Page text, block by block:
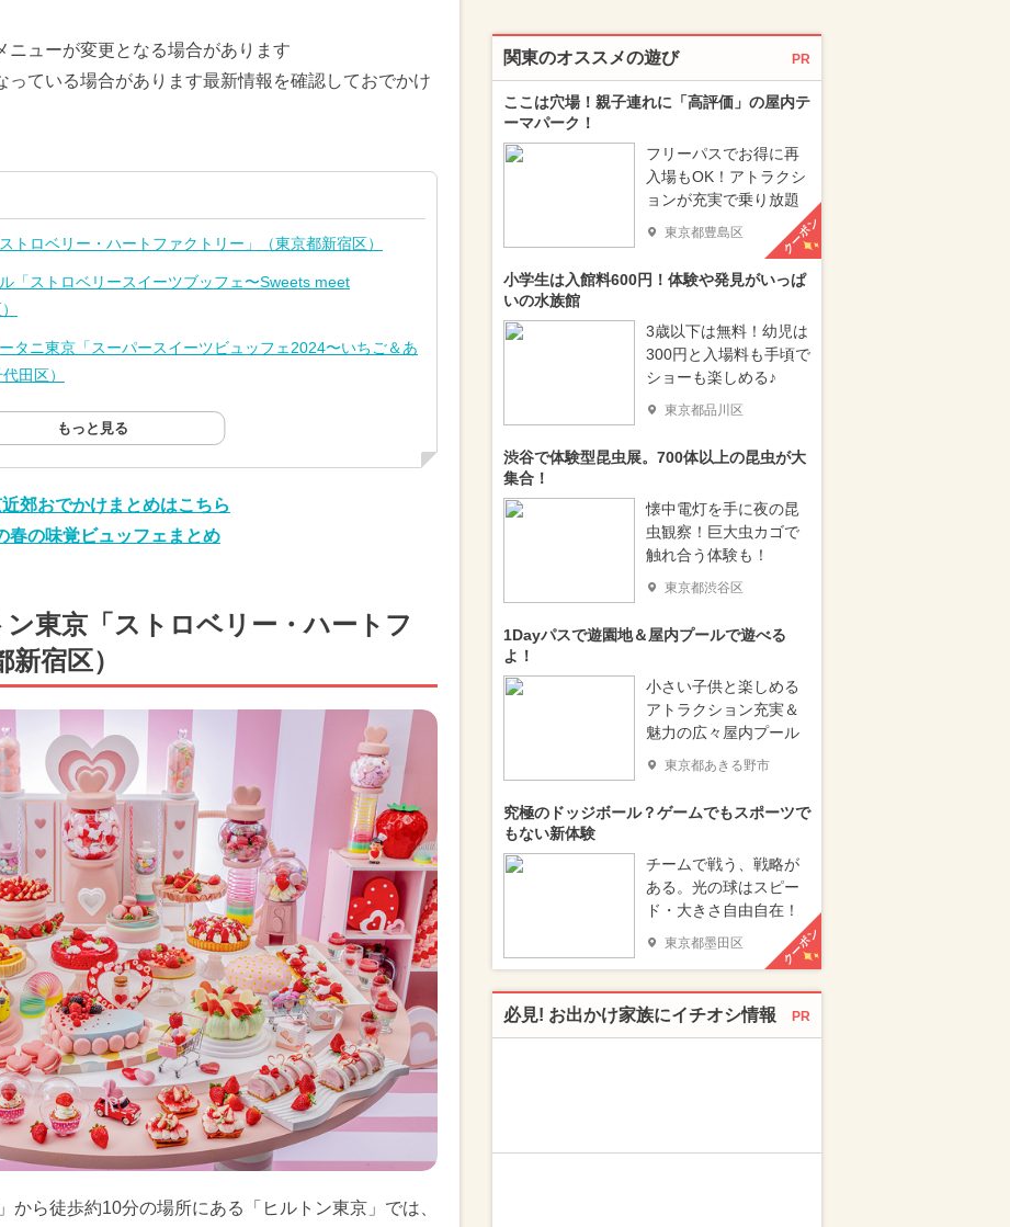
ューが変更となる場合があります
ている場合があります最新情報を確認しておでかけ
トロベリー・ハートファクトリー」（東京都新宿区）
「ストロベリースイーツブッフェ〜Sweets meet
タニ東京「スーパースイーツビュッフェ2024〜いちご＆あ
田区）
もっと見る
郊おでかけまとめはこちら
春の味覚ビュッフェまとめ
ン東京「ストロベリー・ハートフ
宿区）
から徒歩約10分の場所にある「ヒルトン東京」では、
関東のオススメの遊び PR
ここは穴場！親子連れに「高評価」の屋内テ
ーマパーク！
フリーパスでお得に再
入場もOK！アトラクシ
ョンが充実で乗り放題
東京都豊島区 クーポン
小学生は入館料600円！体験や発見がいっぱ
いの水族館
3歳以下は無料！幼児は
300円と入場料も手頃で
ショーも楽しめる♪
東京都品川区
渋谷で体験型昆虫展。700体以上の昆虫が大
集合！
懐中電灯を手に夜の昆
虫観察！巨大虫カゴで
触れ合う体験も！
東京都渋谷区
1Dayパスで遊園地＆屋内プールで遊べる
よ！
小さい子供と楽しめる
アトラクション充実＆
魅力の広々屋内プール
東京都あきる野市
究極のドッジボール？ゲームでもスポーツで
もない新体験
チームで戦う、戦略が
ある。光の球はスピー
ド・大きさ自由自在！
東京都墨田区 クーポン
必見! お出かけ家族にイチオシ情報 PR